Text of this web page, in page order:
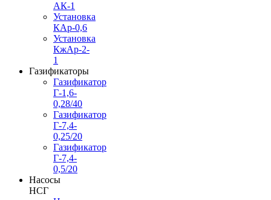
АК-1
Установка
КАр-0,6
Установка
КжАр-2-
1
Газификаторы
Газификатор
Г-1,6-
0,28/40
Газификатор
Г-7,4-
0,25/20
Газификатор
Г-7,4-
0,5/20
Насосы
НСГ